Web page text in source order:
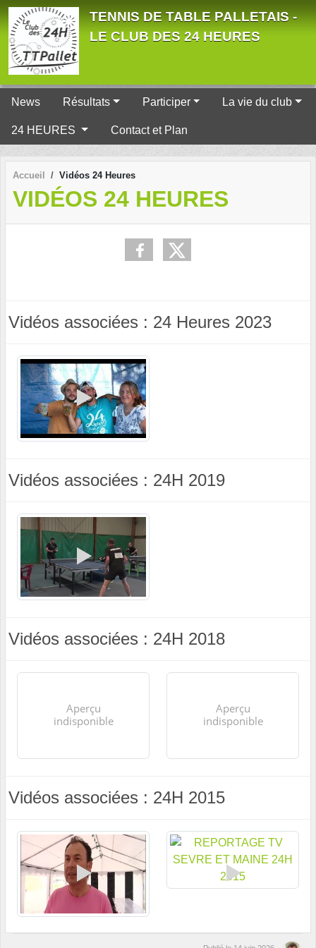
TENNIS DE TABLE PALLETAIS -
LE CLUB DES 24 HEURES
News Résultats Participer La vie du club
24 HEURES Contact et Plan
Accueil Vidéos 24 Heures
VIDÉOS 24 HEURES
Vidéos associées : 24 Heures 2023
Vidéos associées : 24H 2019
Vidéos associées : 24H 2018
Vidéos associées : 24H 2015
Panneau de gestion des cookies